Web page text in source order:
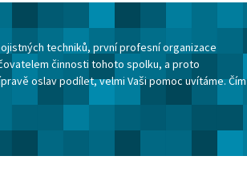
techniků, první profesní organizace
činnosti tohoto spolku, a proto
oslav podílet, velmi Vaši pomoc uvítáme. Čím